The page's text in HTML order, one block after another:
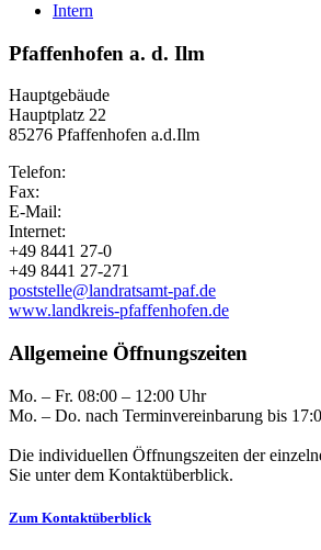
Intern
Pfaffenhofen a. d. Ilm
Hauptgebäude
Hauptplatz 22
85276 Pfaffenhofen a.d.Ilm
Telefon:
Fax:
E-Mail:
Internet:
+49 8441 27-0
+49 8441 27-271
poststelle@landratsamt-paf.de
www.landkreis-pfaffenhofen.de
Allgemeine Öffnungszeiten
Mo. – Fr. 08:00 – 12:00 Uhr
Mo. – Do. nach Terminvereinbarung bis
Die individuellen Öffnungszeiten der
Sie unter dem Kontaktüberblick.
Zum Kontaktüberblick